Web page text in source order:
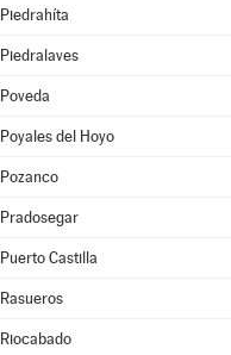
Piedrahíta
Piedralaves
Poveda
Poyales del Hoyo
Pozanco
Pradosegar
Puerto Castilla
Rasueros
Riocabado